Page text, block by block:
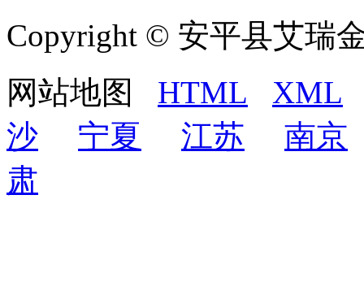
Copyright © 安平县艾瑞
网站地图 HTML
XML
沙
宁夏 江苏
南京
肃